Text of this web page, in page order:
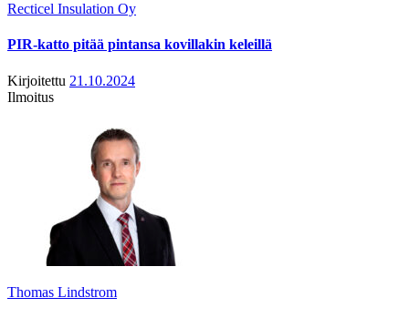
Recticel Insulation Oy
PIR-katto pitää pintansa kovillakin keleillä
Kirjoitettu 21.10.2024
Ilmoitus
Thomas Lindstrom